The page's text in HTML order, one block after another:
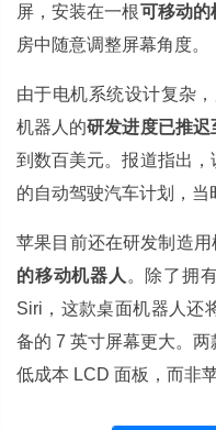
屏，安装在一根可移动的
房中随意调整屏幕角度。
由于电机系统设计复杂
机器人的研发进度已推迟
到数百美元。报道指出
的自动驾驶汽车计划，当
苹果目前还在研发制造
的移动机器人 。除了拥
Siri，这款桌面机器人还
备的 7 英寸屏幕更大。
低成本 LCD 面板，而非